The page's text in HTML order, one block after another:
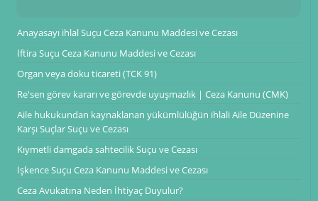
Anayasayı ihlal Suçu Ceza Kanunu Maddesi ve Cezası
İftira Suçu Ceza Kanunu Maddesi ve Cezası
Organ veya doku ticareti (TCK 91)
Re'sen görev kararı ve görevde uyuşmazlık | Ceza Kanunu (CMK)
Aile hukukundan kaynaklanan yükümlülüğün ihlali Aile Düzenine
Karşı Suçlar Suçu ve Cezası
Kıymetli damgada sahtecilik Suçu ve Cezası
İşkence Suçu Ceza Kanunu Maddesi ve Cezası
Ceza Avukatına Neden İhtiyaç Duyulur?